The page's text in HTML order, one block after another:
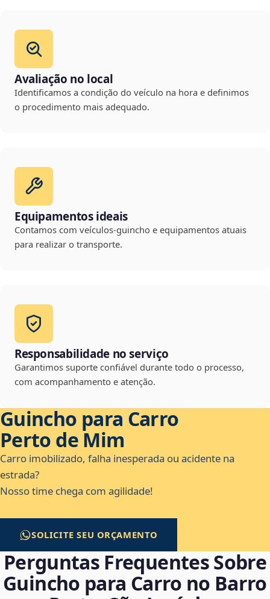
Avaliação no local
Identificamos a condição do veículo na hora e definimos
o procedimento mais adequado.
Equipamentos ideais
Contamos com veículos-guincho e equipamentos atuais
para realizar o transporte.
Responsabilidade no serviço
Garantimos suporte confiável durante todo o processo,
com acompanhamento e atenção.
Guincho para Carro
Perto de Mim
Carro imobilizado, falha inesperada ou acidente na
estrada?
Nosso time chega com agilidade!
SOLICITE SEU ORÇAMENTO
Perguntas Frequentes Sobre
Guincho para Carro no Barro